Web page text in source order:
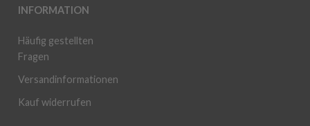
INFORMATION
Häufig gestellten
Fragen
Versandinformationen
Kauf widerrufen